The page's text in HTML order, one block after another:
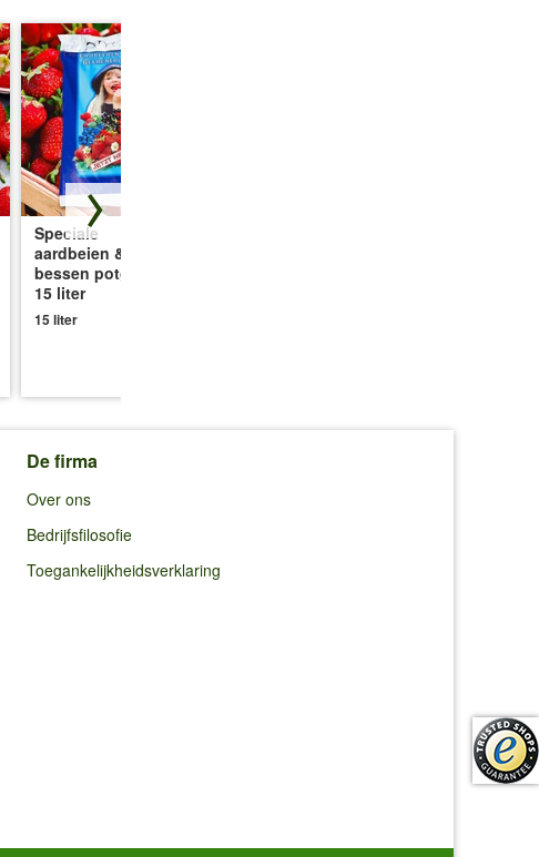
Speciale
aardbeien &
bessen potgrond
15 liter
15 liter
De firma
Over ons
Bedrijfsfilosofie
Toegankelijkheidsverklaring